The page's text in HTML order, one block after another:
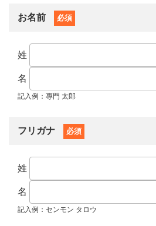
お名前 必須
姓
名
記入例：專門 太郎
フリガナ 必須
姓
名
記入例：センモン タロウ